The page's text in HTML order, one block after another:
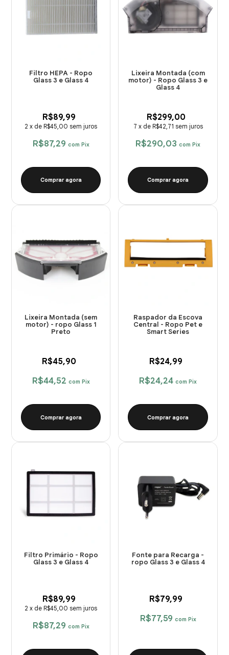
Filtro HEPA - Ropo
Glass 3 e Glass 4
R$89,99
R$87,29 com Pix
2 x de R$45,00 sem juros
Comprar agora
Lixeira Montada (com
motor) - Ropo Glass 3 e
Glass 4
R$299,00
R$290,03com Pix
7 x de R$42,71 sem juros
Comprar agora
Lixeira Montada (sem
motor) - ropo Glass 1
Preto
R$45,90
R$44,52 com Pix
Comprar agora
Raspador da Escova
Central - Ropo Pet e
Smart Series
R$24,99
R$24,24com Pix
Comprar agora
Filtro Primário - Ropo
Glass 3 e Glass 4
R$89,99
R$87,29 com Pix
2 x de R$45,00 sem juros
Fonte para Recarga -
ropo Glass 3 e Glass 4
R$79,99
R$77,59 com Pix